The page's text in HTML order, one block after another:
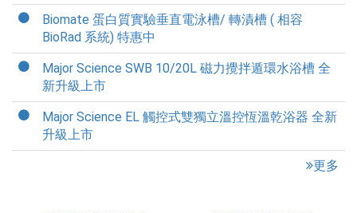
Biomate 蛋白質實驗垂直電泳槽/ 轉漬槽 ( 相容
BioRad 系統) 特惠中
Major Science SWB 10/20L 磁力攪拌遁環水浴槽 全
新升級上市
Major Science EL 觸控式雙獨立溫控恆溫乾浴器 全新
升級上市
更多